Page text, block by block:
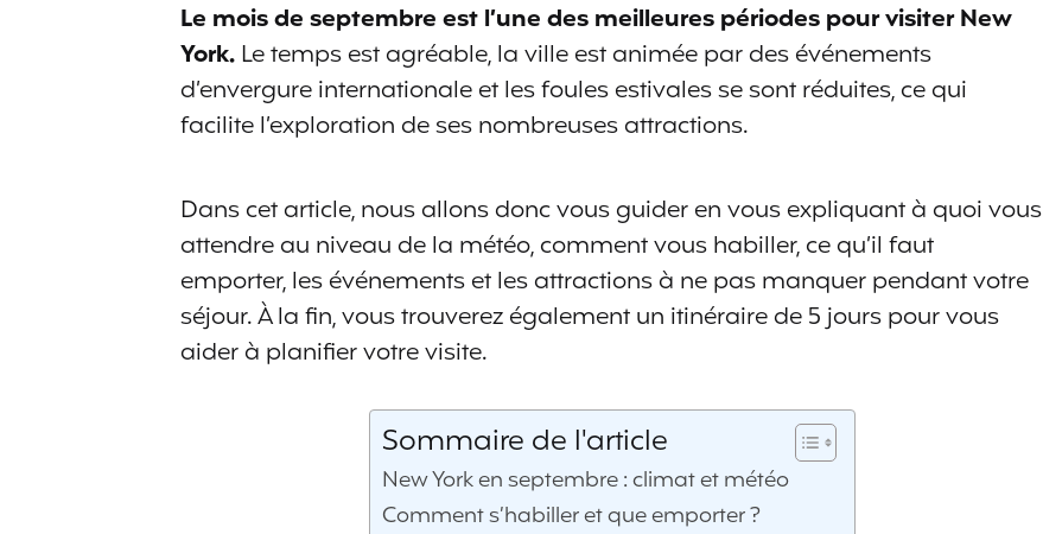
Le mois de septembre est l’une des meilleures périodes pour visiter New
York.Le temps est agréable, la ville est animée par des événements
d’envergure internationale et les foules estivales se sont réduites, ce qui
facilite l’exploration de ses nombreuses attractions.
Dans cet article, nous allons donc vous guider en vous expliquant à quoi vous
attendre au niveau de la météo, comment vous habiller, ce qu’il faut
emporter, les événements et les attractions à ne pas manquer pendant votre
séjour. À la fin, vous trouverez également un itinéraire de 5 jours pour vous
aider à planifier votre visite.
Sommaire de l'article
New York en septembre : climat et météo
Comment s’habiller et que emporter ?